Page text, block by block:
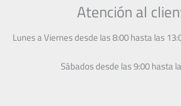
Atención al
Lunes a Viernes desde las 8:00 hasta las
Sábados desde las 9:00 hasta